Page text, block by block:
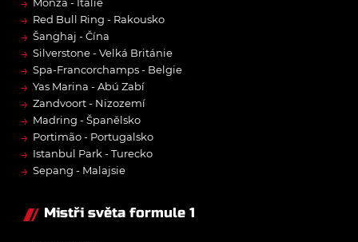
→ Red Bull Ring - Rakousko
→ Šanghaj - Čína
→ Silverstone - Velká Británie
→ Spa-Francorchamps - Belgie
→ Yas Marina - Abú Zabí
→ Zandvoort - Nizozemí
→ Madring - Španělsko
→ Portimão - Portugalsko
→ Istanbul Park - Turecko
→ Sepang - Malajsie
Mistři světa formule 1